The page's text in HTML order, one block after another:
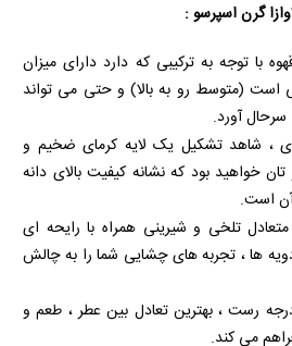
گرن اسپرسو :
با توجه به ترکیبی که دارد دارای میزان
است (متوسط رو به بالا) و حتی می تواند
آورد.
، شاهد تشکیل یک لایه کرمای ضخیم و
تان خواهید بود که نشانه کیفیت بالای دانه
است.
تلخی و شیرینی همراه با رایحه ای
ها ، تجربه های چشایی شما را به چالش
رست ، بهترین تعادل بین عطر ، طعم و
می کند.